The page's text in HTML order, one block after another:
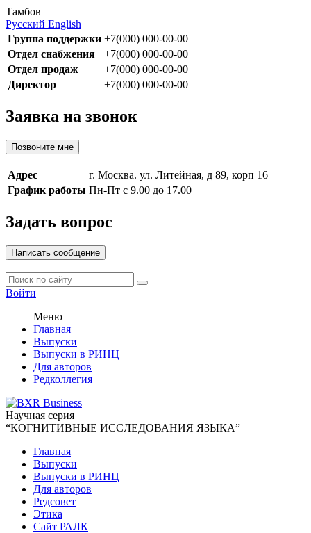
Тамбов
Русский English
Группа поддержки +7(000) 000-00-00
Отдел снабжения
+7(000) 000-00-00
Отдел продаж
+7(000) 000-00-00
Директор
+7(000) 000-00-00
Заявка на звонок
Позвоните мне
Адрес
г. Москва. ул. Литейная, д 89, корп 16
График работы Пн-Пт с 9.00 до 17.00
Задать вопрос
Написать сообщение
Войти
Меню
Главная
Выпуски
Выпуски в РИНЦ
Для авторов
Редколлегия
Научная серия
“КОГНИТИВНЫЕ ИССЛЕДОВАНИЯ ЯЗЫКА”
Главная
Выпуски
Выпуски в РИНЦ
Для авторов
Редсовет
Этика
Сайт РАЛК